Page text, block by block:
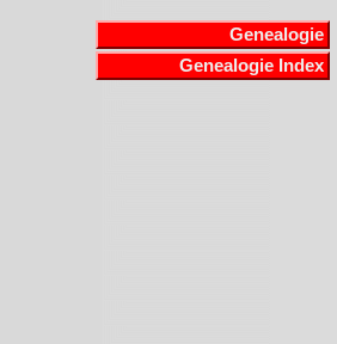
Genealogie
Genealogie Index